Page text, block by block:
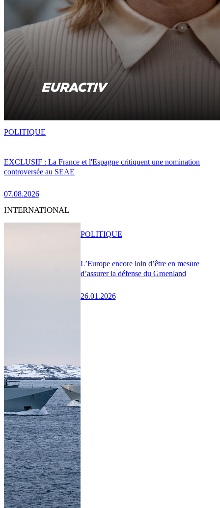
EXCLUSIF : La France et l'Espagne critiquent une nomination
controversée au SEAE
07.08.2026
POLITIQUE
INTERNATIONAL
L’Europe encore loin d’être en mesure
d’assurer la défense du Groenland
26.01.2026
POLITIQUE